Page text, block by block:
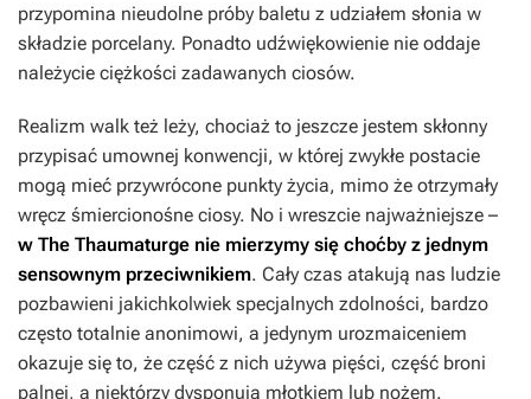
przypomina nieudolne próby baletu z udziałem słonia w
składzie porcelany. Ponadto udźwiękowienie nie oddaje
należycie ciężkości zadawanych ciosów.
Realizm walk też leży, chociaż to jeszcze jestem skłonny
przypisać umownej konwencji, w której zwykłe postacie
mogą mieć przywrócone punkty życia, mimo że otrzymały
wręcz śmiercionośne ciosy. No i wreszcie najważniejsze –
w The Thaumaturge nie mierzymy się choćby z jednym
sensownym przeciwnikiem. Cały czas atakują nas ludzie
pozbawieni jakichkolwiek specjalnych zdolności, bardzo
często totalnie anonimowi, a jedynym urozmaiceniem
okazuje się to, że część z nich używa pięści, część broni
palnej, a niektórzy dysponują młotkiem lub nożem.